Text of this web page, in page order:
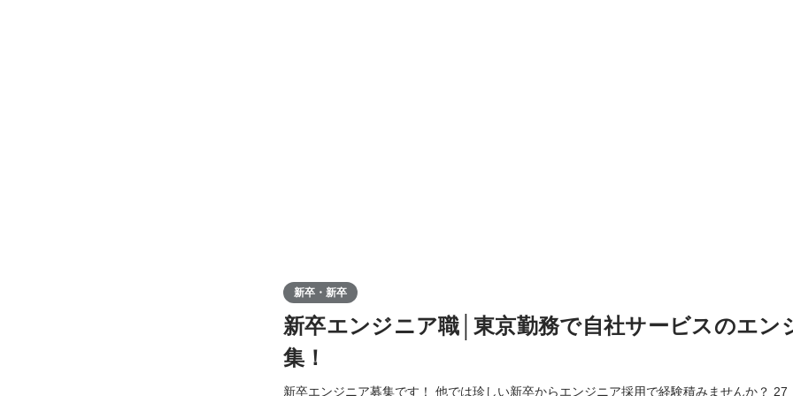
新卒・新卒
新卒エンジニア職│東京勤務で自社サービスのエン
集！
新卒エンジニア募集です！ 他では珍しい新卒からエンジニア採用で経験積みませんか？ 27・28卒の学生！早期